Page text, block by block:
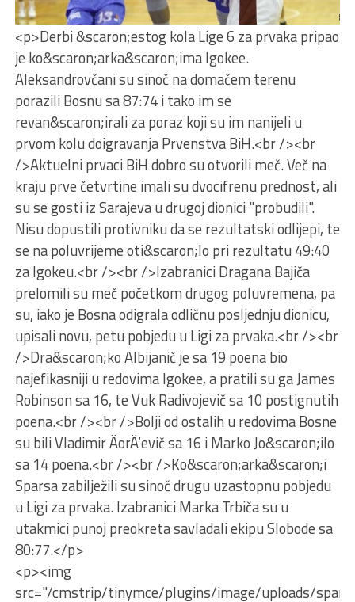
<p>Derbi &scaron;estog kola Lige 6 za prvaka pripao
je ko&scaron;arka&scaron;ima Igokee.
Aleksandrovčani su sinoč na domačem terenu
porazili Bosnu sa 87:74 i tako im se
revan&scaron;irali za poraz koji su im nanijeli u
prvom kolu doigravanja Prvenstva BiH.<br /><br
/>Aktuelni prvaci BiH dobro su otvorili meč. Več na
kraju prve četvrtine imali su dvocifrenu prednost, ali
su se gosti iz Sarajeva u drugoj dionici "probudili".
Nisu dopustili protivniku da se rezultatski odlijepi, te
se na poluvrijeme oti&scaron;lo pri rezultatu 49:40
za Igokeu.<br /><br />Izabranici Dragana Bajiča
prelomili su meč početkom drugog poluvremena, pa
su, iako je Bosna odigrala odličnu posljednju dionicu,
upisali novu, petu pobjedu u Ligi za prvaka.<br /><br
/>Dra&scaron;ko Albijanič je sa 19 poena bio
najefikasniji u redovima Igokee, a pratili su ga James
Robinson sa 16, te Vuk Radivojevič sa 10 postignutih
poena.<br /><br />Bolji od ostalih u redovima Bosne
su bili Vladimir ÄorÄ‘evič sa 16 i Marko Jo&scaron;ilo
sa 14 poena.<br /><br />Ko&scaron;arka&scaron;i
Sparsa zabilježili su sinoč drugu uzastopnu pobjedu
u Ligi za prvaka. Izabranici Marka Trbiča su u
utakmici punoj preokreta savladali ekipu Slobode sa
80:77.</p>
<p><img
src="/cmstrip/tinymce/plugins/image/uploads/